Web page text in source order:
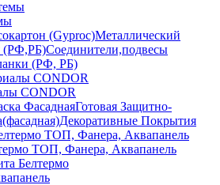
(Gyproc)Металлический
(РФ,РБ)Соединители,подвесы
(РФ, РБ)
CONDOR
ФасаднаяГотовая Защитно-
Декоративные Покрытия
ТОП, Фанера, Аквапанель
Белтермо